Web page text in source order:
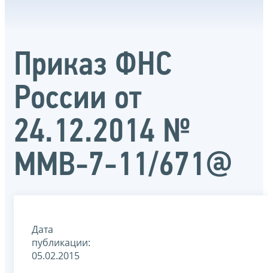
Приказ ФНС
России от
24.12.2014 №
ММВ-7-11/671@
Дата
публикации:
05.02.2015